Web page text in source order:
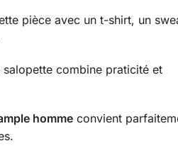
pièce avec un t-shirt, un
combine praticité et
hommeconvient